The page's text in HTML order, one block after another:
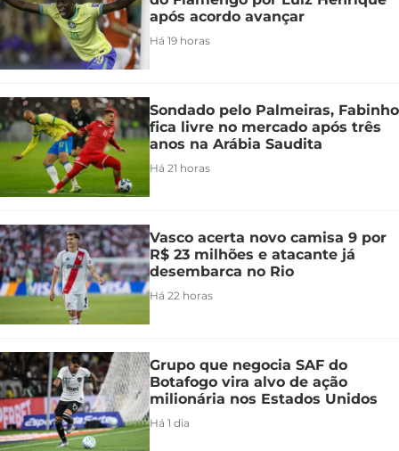
após acordo avançar
Há 19 horas
Sondado pelo Palmeiras, Fabinho
fica livre no mercado após três
anos na Arábia Saudita
Há 21 horas
Vasco acerta novo camisa 9 por
R$ 23 milhões e atacante já
desembarca no Rio
Há 22 horas
Grupo que negocia SAF do
Botafogo vira alvo de ação
milionária nos Estados Unidos
Há 1 dia